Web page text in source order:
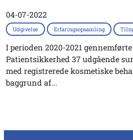
04-07-2022
Udgivelse Erfaringsopsamling
I perioden 2020-2021
Patientsikkerhed 37 udgående
med registrerede kosmetiske
baggrund af...